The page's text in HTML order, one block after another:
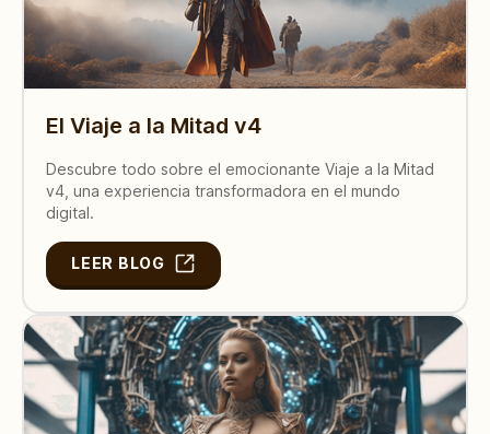
El Viaje a la Mitad v4
Descubre todo sobre el emocionante Viaje a la Mitad
v4, una experiencia transformadora en el mundo
digital.
LEER BLOG